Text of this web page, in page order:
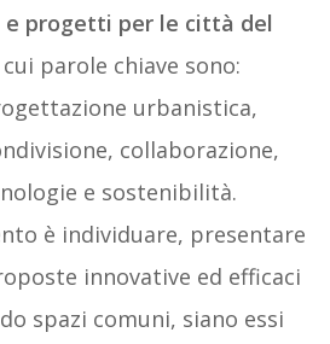
progetti per le città del
parole chiave sono:
urbanistica,
collaborazione,
e sostenibilità.
è individuare, presentare
innovative ed efficaci
spazi comuni, siano essi